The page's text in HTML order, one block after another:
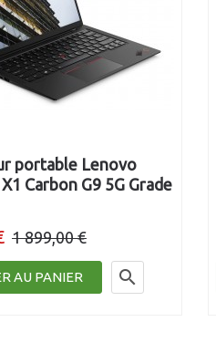
portable Lenovo
Carbon G9 5G Grade
1 899,00 €
AU PANIER 